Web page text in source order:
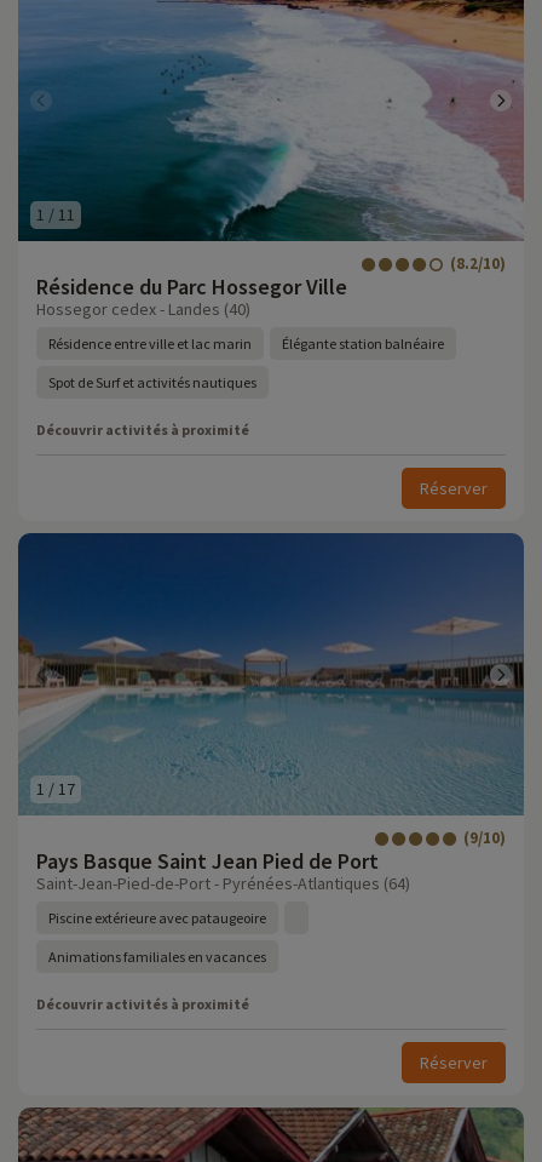
1 / 11
Résidence du Parc Hossegor Ville
(8.2/10)
Hossegor cedex - Landes (40)
Résidence entre ville et lac marin Élégante station balnéaire
Spot de Surf et activités nautiques
Découvrir activités à proximité
Réserver
1 / 17
Pays Basque Saint Jean Pied de Port
(9/10)
Saint-Jean-Pied-de-Port - Pyrénées-Atlantiques (64)
Piscine extérieure avec pataugeoire
Animations familiales en vacances
Découvrir activités à proximité
Réserver